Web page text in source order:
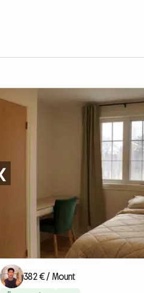
382 € / Mount